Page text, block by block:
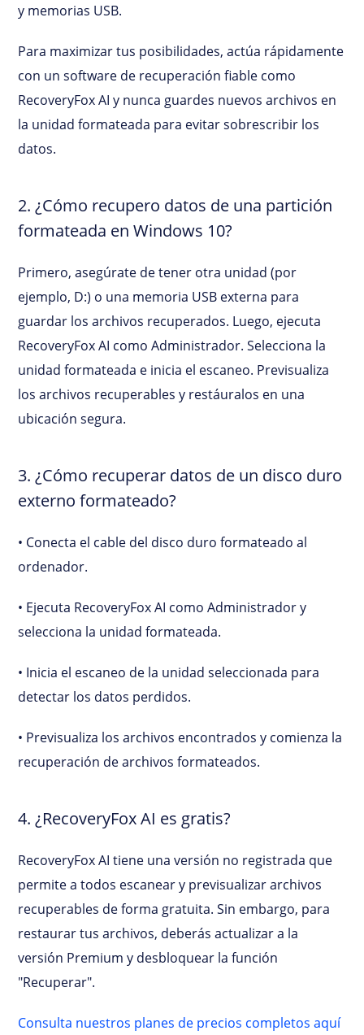
y memorias USB.
Para maximizar tus posibilidades, actúa rápidamente
con un software de recuperación fiable como
RecoveryFox AI y nunca guardes nuevos archivos en
la unidad formateada para evitar sobrescribir los
datos.
2. ¿Cómo recupero datos de una partición
formateada en Windows 10?
Primero, asegúrate de tener otra unidad (por
ejemplo, D:) o una memoria USB externa para
guardar los archivos recuperados. Luego, ejecuta
RecoveryFox AI como Administrador. Selecciona la
unidad formateada e inicia el escaneo. Previsualiza
los archivos recuperables y restáuralos en una
ubicación segura.
3. ¿Cómo recuperar datos de un disco duro
externo formateado?
• Conecta el cable del disco duro formateado al
ordenador.
• Ejecuta RecoveryFox AI como Administrador y
selecciona la unidad formateada.
• Inicia el escaneo de la unidad seleccionada para
detectar los datos perdidos.
• Previsualiza los archivos encontrados y comienza la
recuperación de archivos formateados.
4. ¿RecoveryFox AI es gratis?
RecoveryFox AI tiene una versión no registrada que
permite a todos escanear y previsualizar archivos
recuperables de forma gratuita. Sin embargo, para
restaurar tus archivos, deberás actualizar a la
versión Premium y desbloquear la función
"Recuperar".
Consulta nuestros planes de precios completos aquí